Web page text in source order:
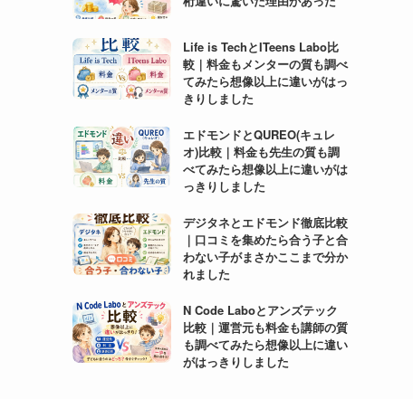
Life is TechとITeens Labo比
較｜料金もメンターの質も調べ
てみたら想像以上に違いがはっ
きりしました
エドモンドとQUREO(キュレ
オ)比較｜料金も先生の質も調
べてみたら想像以上に違いがは
っきりしました
デジタネとエドモンド徹底比較
｜口コミを集めたら合う子と合
わない子がまさかここまで分か
れました
N Code Laboとアンズテック
比較｜運営元も料金も講師の質
も調べてみたら想像以上に違い
がはっきりしました